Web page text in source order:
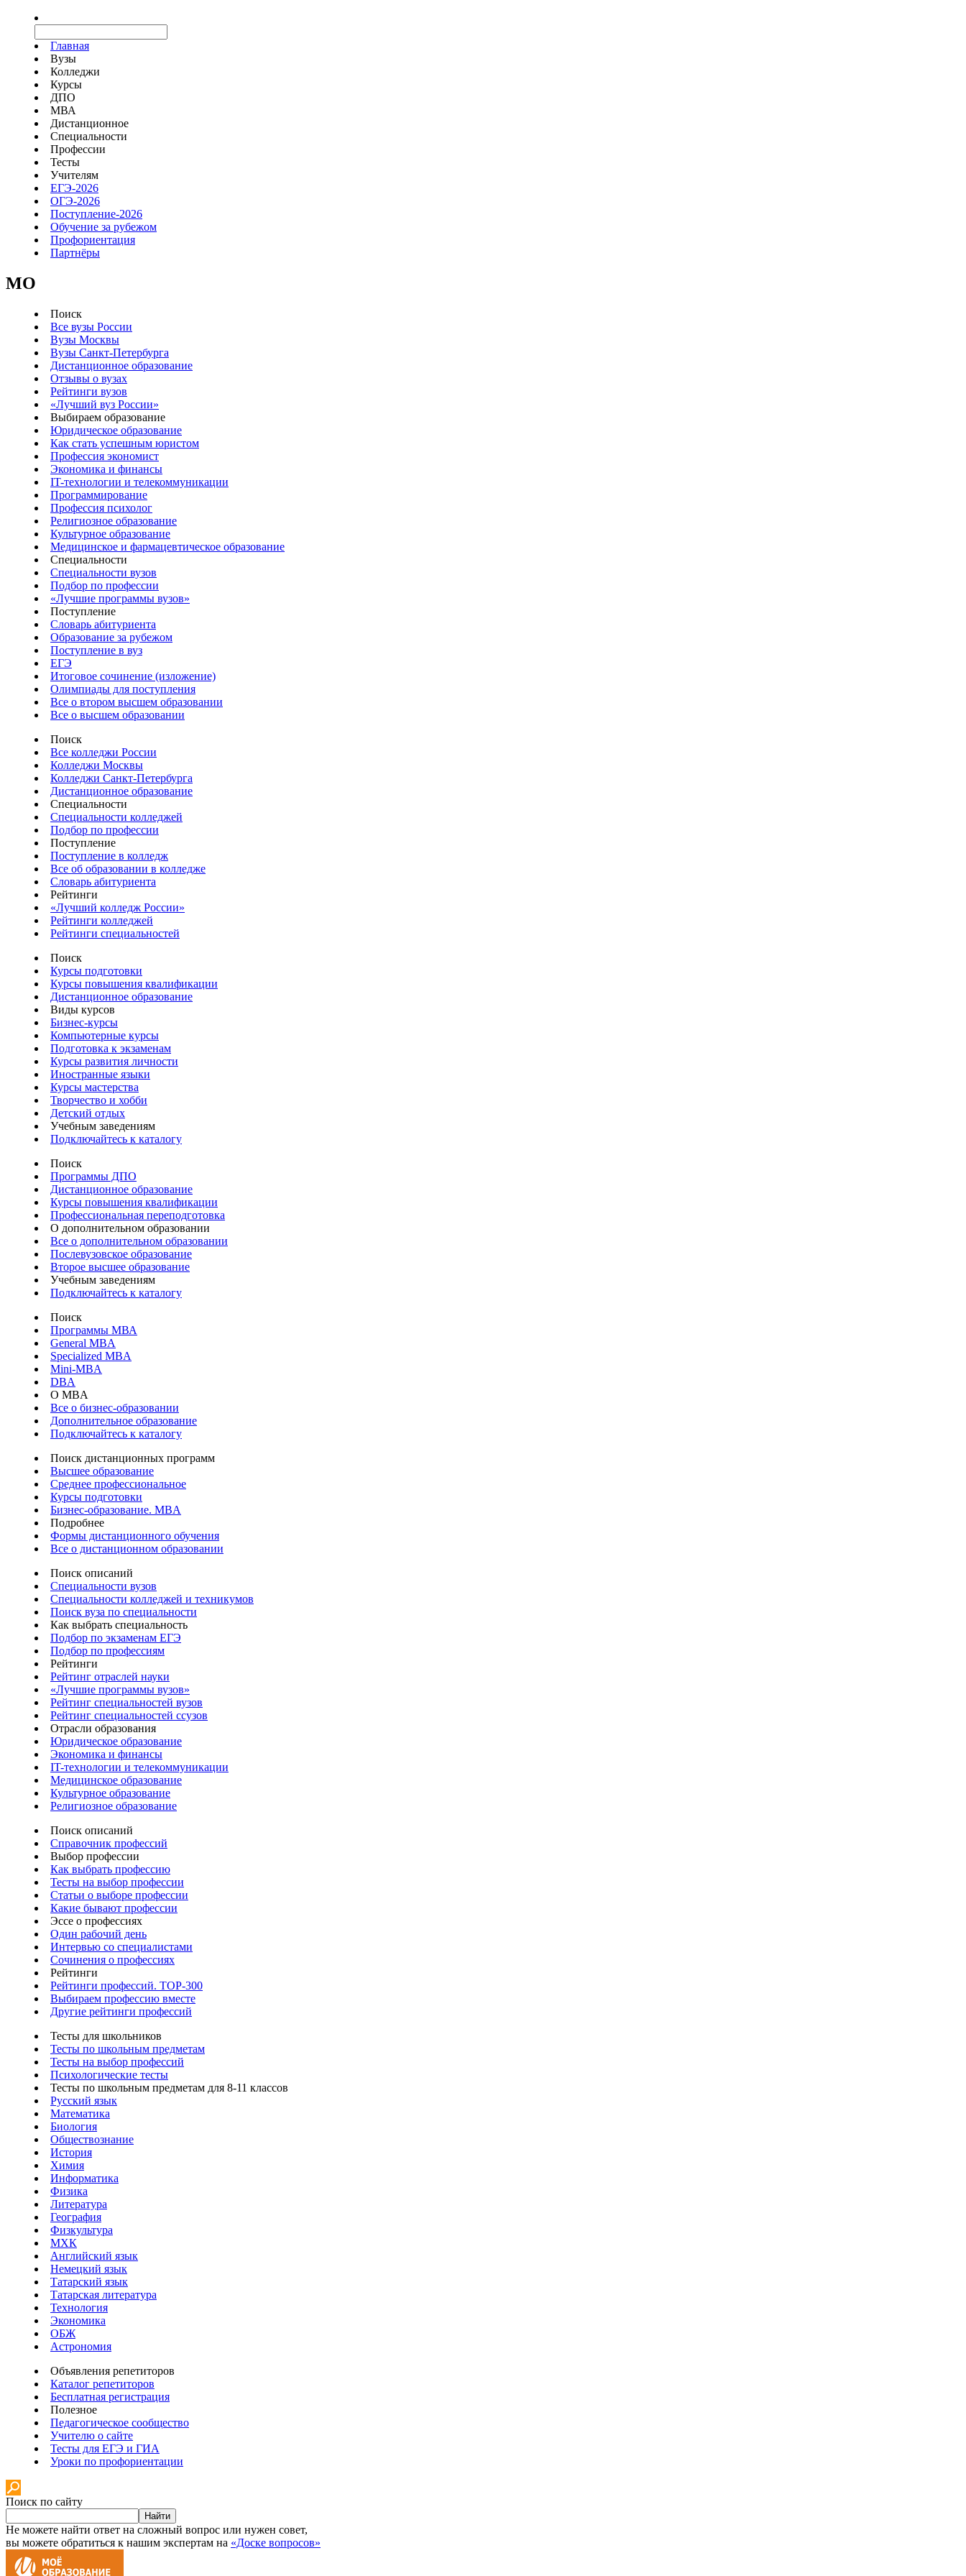
Главная
Вузы
Колледжи
Курсы
ДПО
МВА
Дистанционное
Специальности
Профессии
Тесты
Учителям
ЕГЭ-2026
ОГЭ-2026
Поступление-2026
Обучение за рубежом
Профориентация
Партнёры
MO
Поиск
Все вузы России
Вузы Москвы
Вузы Санкт-Петербурга
Дистанционное образование
Отзывы о вузах
Рейтинги вузов
«Лучший вуз России»
Выбираем образование
Юридическое образование
Как стать успешным юристом
Профессия экономист
Экономика и финансы
IT-технологии и телекоммуникации
Программирование
Профессия психолог
Религиозное образование
Культурное образование
Медицинское и фармацевтическое образование
Специальности
Специальности вузов
Подбор по профессии
«Лучшие программы вузов»
Поступление
Словарь абитуриента
Образование за рубежом
Поступление в вуз
ЕГЭ
Итоговое сочинение (изложение)
Олимпиады для поступления
Все о втором высшем образовании
Все о высшем образовании
Поиск
Все колледжи России
Колледжи Москвы
Колледжи Санкт-Петербурга
Дистанционное образование
Специальности
Специальности колледжей
Подбор по профессии
Поступление
Поступление в колледж
Все об образовании в колледже
Словарь абитуриента
Рейтинги
«Лучший колледж России»
Рейтинги колледжей
Рейтинги специальностей
Поиск
Курсы подготовки
Курсы повышения квалификации
Дистанционное образование
Виды курсов
Бизнес-курсы
Компьютерные курсы
Подготовка к экзаменам
Курсы развития личности
Иностранные языки
Курсы мастерства
Творчество и хобби
Детский отдых
Учебным заведениям
Подключайтесь к каталогу
Поиск
Программы ДПО
Дистанционное образование
Курсы повышения квалификации
Профессиональная переподготовка
О дополнительном образовании
Все о дополнительном образовании
Послевузовское образование
Второе высшее образование
Учебным заведениям
Подключайтесь к каталогу
Поиск
Программы МВА
General MBA
Specialized MBA
Mini-MBA
DBA
О MBA
Все о бизнес-образовании
Дополнительное образование
Подключайтесь к каталогу
Поиск дистанционных программ
Высшее образование
Среднее профессиональное
Курсы подготовки
Бизнес-образование. MBA
Подробнее
Формы дистанционного обучения
Все о дистанционном образовании
Поиск описаний
Специальности вузов
Специальности колледжей и техникумов
Поиск вуза по специальности
Как выбрать специальность
Подбор по экзаменам ЕГЭ
Подбор по профессиям
Рейтинги
Рейтинг отраслей науки
«Лучшие программы вузов»
Рейтинг специальностей вузов
Рейтинг специальностей ссузов
Отрасли образования
Юридическое образование
Экономика и финансы
IT-технологии и телекоммуникации
Медицинское образование
Культурное образование
Религиозное образование
Поиск описаний
Справочник профессий
Выбор профессии
Как выбрать профессию
Тесты на выбор профессии
Статьи о выборе профессии
Какие бывают профессии
Эссе о профессиях
Один рабочий день
Интервью со специалистами
Сочинения о профессиях
Рейтинги
Рейтинги профессий. TOP-300
Выбираем профессию вместе
Другие рейтинги профессий
Тесты для школьников
Тесты по школьным предметам
Тесты на выбор профессий
Психологические тесты
Тесты по школьным предметам для 8-11 классов
Русский язык
Математика
Биология
Обществознание
История
Химия
Информатика
Физика
Литература
География
Физкультура
МХК
Английский язык
Немецкий язык
Татарский язык
Татарская литература
Технология
Экономика
ОБЖ
Астрономия
Объявления репетиторов
Каталог репетиторов
Бесплатная регистрация
Полезное
Педагогическое сообщество
Учителю о сайте
Тесты для ЕГЭ и ГИА
Уроки по профориентации
Поиск по сайту
Найти
Не можете найти ответ на сложный вопрос или нужен совет,
вы можете обратиться к нашим экспертам на «Доске вопросов»